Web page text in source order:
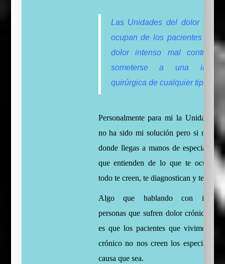
Las Unidades del dolor
ocupan de los pacientes que
dolor intenso mal
someterse a una
quirúrgica de cualquier tipo.
Personalmente para mi la Unidad
no ha sido mi solución pero si mi
donde llegas a manos de especialistas
que entienden de lo que te ocurre y
todo te creen, te diagnostican y te tratan.
Algo que hablando con
personas que sufren dolor crónico
es que los pacientes que vivimos
crónico no nos creen los especialistas
causa que sea.